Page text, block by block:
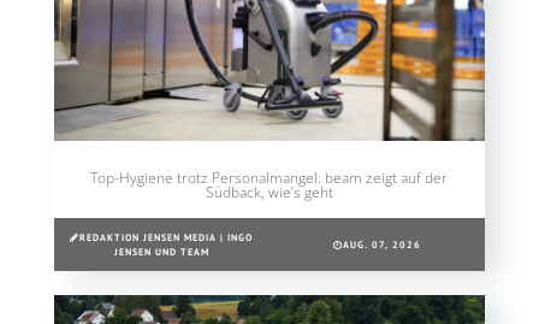
Top-Hygiene trotz Personalmangel: beam zeigt auf der
Südback, wie’s geht
REDAKTION JENSEN MEDIA | INGO
JENSEN UND TEAM
AUG. 07, 2026